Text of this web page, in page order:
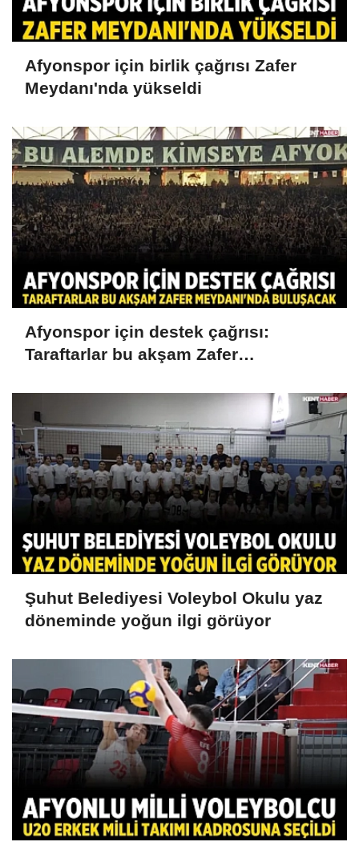
Afyonspor için birlik çağrısı Zafer
Meydanı'nda yükseldi
Afyonspor için destek çağrısı:
Taraftarlar bu akşam Zafer
Şuhut Belediyesi Voleybol Okulu yaz
döneminde yoğun ilgi görüyor